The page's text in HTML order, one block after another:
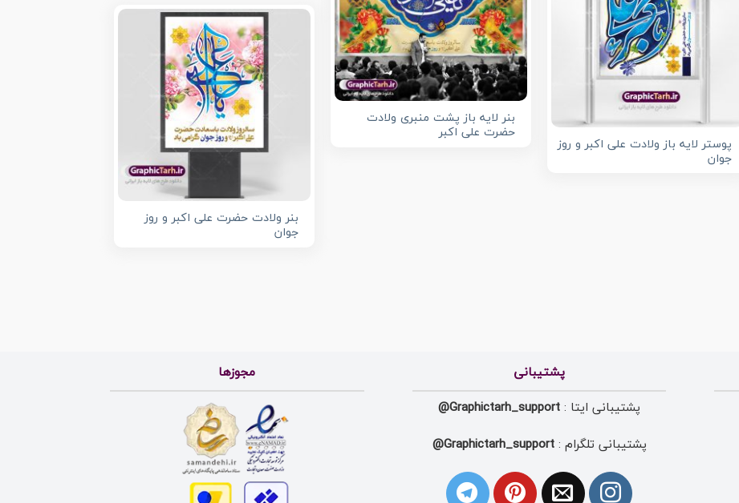
بنر لایه باز پشت منبری ولادت
حضرت علی اکبر
پوستر لایه باز ولادت علی اکبر و روز
جوان
بنر ولادت حضرت علی اکبر و روز
جوان
پشتیبانی
پشتیبانی ایتا : Graphictarh_support@
پشتیبانی تلگرام :Graphictarh_support@
مجوزها